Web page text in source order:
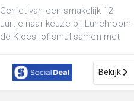
Geniet van een smakelijk 12-
uurtje naar keuze bij Lunchroom
de Kloes: of smul samen met
luxe...
Bekijk